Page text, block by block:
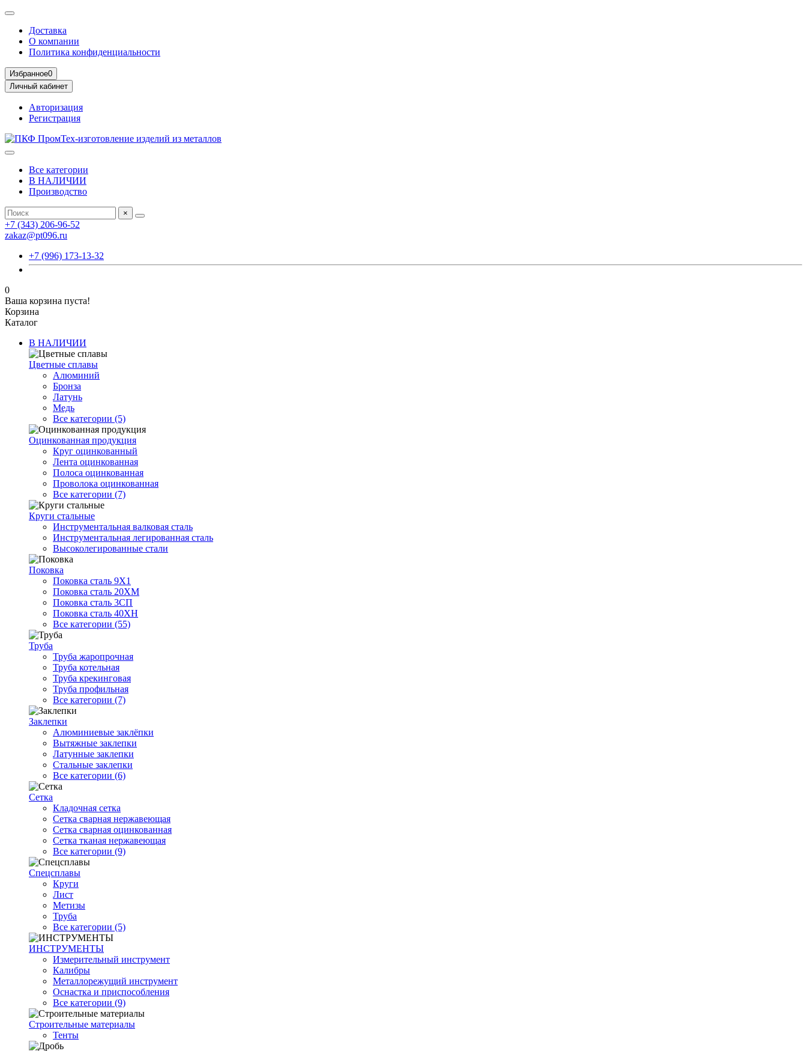
Доставка
О компании
Политика конфиденциальности
Избранное0
Личный кабинет
Авторизация
Регистрация
Все категории
В НАЛИЧИИ
Производство
×
+7 (343) 206-96-52
zakaz@pt096.ru
+7 (996) 173-13-32
0
Ваша корзина пуста!
Корзина
Каталог
В НАЛИЧИИ
Цветные сплавы
Алюминий
Бронза
Латунь
Медь
Все категории (5)
Оцинкованная продукция
Круг оцинкованный
Лента оцинкованная
Полоса оцинкованная
Проволока оцинкованная
Все категории (7)
Круги стальные
Инструментальная валковая сталь
Инструментальная легированная сталь
Высоколегированные стали
Поковка
Поковка сталь 9Х1
Поковка сталь 20ХМ
Поковка сталь 3СП
Поковка сталь 40ХН
Все категории (55)
Труба
Труба жаропрочная
Труба котельная
Труба крекинговая
Труба профильная
Все категории (7)
Заклепки
Алюминиевые заклёпки
Вытяжные заклепки
Латунные заклепки
Стальные заклепки
Все категории (6)
Сетка
Кладочная сетка
Сетка сварная нержавеющая
Сетка сварная оцинкованная
Сетка тканая нержавеющая
Все категории (9)
Спецсплавы
Круги
Лист
Метизы
Труба
Все категории (5)
ИНСТРУМЕНТЫ
Измерительный инструмент
Калибры
Металлорежущий инструмент
Оснастка и приспособления
Все категории (9)
Строительные материалы
Тенты